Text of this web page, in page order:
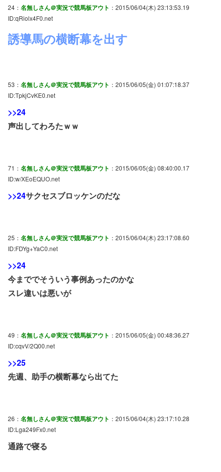
24： 名無しさん＠実況で競馬板アウト ：2015/06/04(木) 23:13:53.19
ID:qRiolx4F0.net
誘導馬の横断幕を出す
53： 名無しさん＠実況で競馬板アウト ：2015/06/05(金) 01:07:18.37
ID:TpkjCvKE0.net
>>24
声出してわろたｗｗ
71： 名無しさん＠実況で競馬板アウト ：2015/06/05(金) 08:40:00.17
ID:w/XEoEQUO.net
>>24サクセスブロッケンのだな
25： 名無しさん＠実況で競馬板アウト ：2015/06/04(木) 23:17:08.60
ID:FDYg+YaC0.net
>>24
今まででそういう事例あったのかな
スレ違いは悪いが
49： 名無しさん＠実況で競馬板アウト ：2015/06/05(金) 00:48:36.27
ID:cqvV/2Q00.net
>>25
先週、助手の横断幕なら出てた
26： 名無しさん＠実況で競馬板アウト ：2015/06/04(木) 23:17:10.28
ID:Lga249Fx0.net
通路で寝る